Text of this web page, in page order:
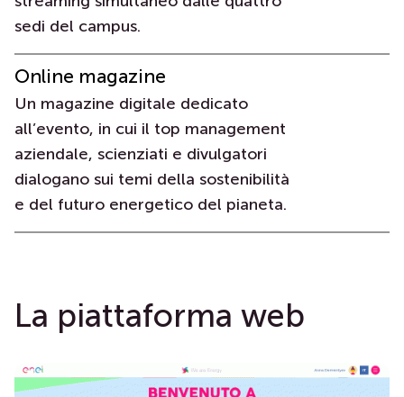
sedi del campus.
Online magazine
Un magazine digitale dedicato
all’evento, in cui il top management
aziendale, scienziati e divulgatori
dialogano sui temi della sostenibilità
e del futuro energetico del pianeta.
La piattaforma web